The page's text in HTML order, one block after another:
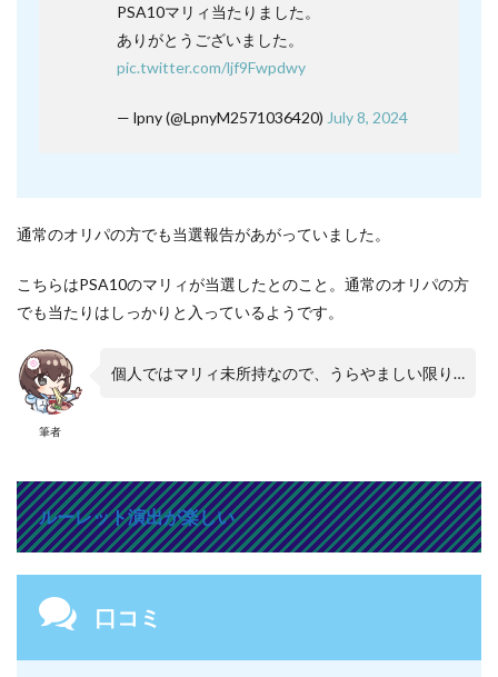
PSA10マリィ当たりました。
ありがとうございました。
pic.twitter.com/ljf9Fwpdwy
— lpny (@LpnyM2571036420) July 8, 2024
通常のオリパの方でも当選報告があがっていました。
こちらはPSA10のマリィが当選したとのこと。通常のオリパの方
でも当たりはしっかりと入っているようです。
筆者
個人ではマリィ未所持なので、うらやましい限り…
ルーレット演出が楽しい
口コミ